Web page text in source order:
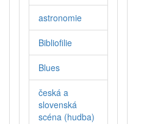
astronomie
Bibliofilie
Blues
česká a
slovenská
scéna (hudba)